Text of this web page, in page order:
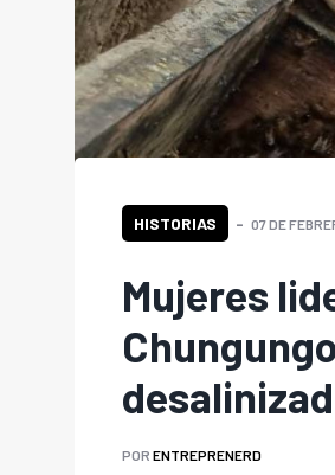
HISTORIAS 07 DE
Mujeres
POR ENTREPRENERD